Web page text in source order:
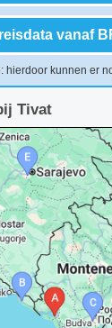
vanaf
hierdoor kunnen er
Tivat